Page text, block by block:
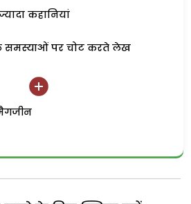
कहानियां
समस्याओं पर चोट करते लेख